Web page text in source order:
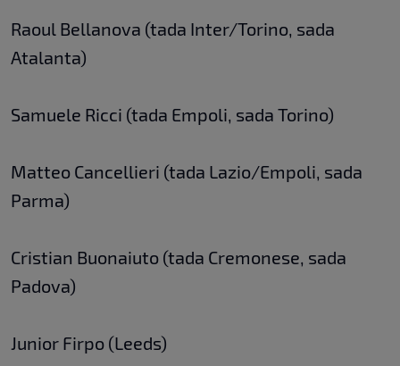
Raoul Bellanova (tada Inter/Torino, sada
Atalanta)
Samuele Ricci (tada Empoli, sada Torino)
Matteo Cancellieri (tada Lazio/Empoli, sada
Parma)
Cristian Buonaiuto (tada Cremonese, sada
Padova)
Junior Firpo (Leeds)